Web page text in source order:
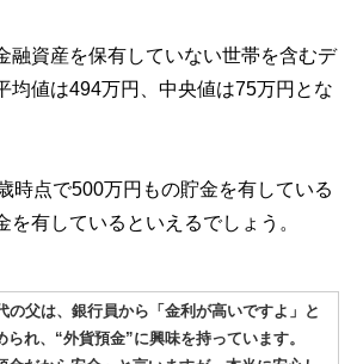
融資産を保有していない世帯を含むデ
均値は494万円、中央値は75万円とな
時点で500万円もの貯金を有している
を有しているといえるでしょう。
の父は、銀行員から「金利が高いですよ」と
られ、“外貨預金”に興味を持っています。